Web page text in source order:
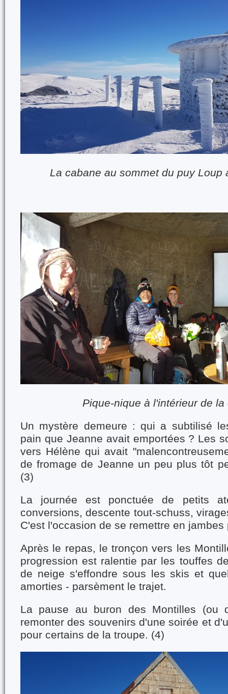
La cabane au sommet du puy Loup
Pique-nique à l'intérieur de la
Un mystère demeure : qui a subtilisé
pain que Jeanne avait emportées ? Les
vers Hélène qui avait
de fromage de Jeanne un peu plus tôt
(3)
La journée est ponctuée de petits
conversions, descente tout-schuss,
C'est l'occasion de se remettre en
Après le repas, le tronçon vers les
progression est ralentie par les touffes
de neige s'effondre sous les skis et
amorties - parsèment le trajet.
La pause au buron des Montilles (ou
remonter des souvenirs d'une soirée et
pour certains de la troupe. (4)